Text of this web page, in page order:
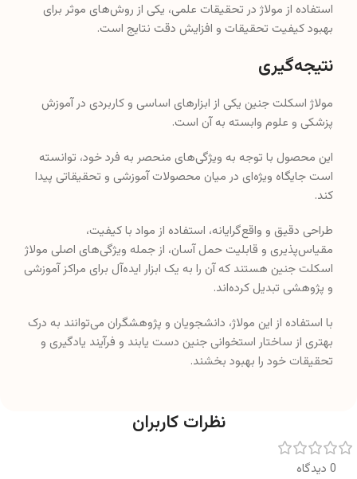
استفاده از مولاژ در تحقیقات علمی، یکی از روش‌های موثر برای
بهبود کیفیت تحقیقات و افزایش دقت نتایج است.
نتیجه‌گیری
مولاژ اسکلت جنین یکی از ابزارهای اساسی و کاربردی در آموزش
پزشکی و علوم وابسته به آن است.
این محصول با توجه به ویژگی‌های منحصر به فرد خود، توانسته
است جایگاه ویژه‌ای در میان محصولات آموزشی و تحقیقاتی پیدا
کند.
طراحی دقیق و واقع‌گرایانه، استفاده از مواد با کیفیت،
مقیاس‌پذیری و قابلیت حمل آسان، از جمله ویژگی‌های اصلی مولاژ
اسکلت جنین هستند که آن را به یک ابزار ایده‌آل برای مراکز آموزشی
و پژوهشی تبدیل کرده‌اند.
با استفاده از این مولاژ، دانشجویان و پژوهشگران می‌توانند به درک
بهتری از ساختار استخوانی جنین دست یابند و فرآیند یادگیری و
تحقیقات خود را بهبود بخشند.
نظرات کاربران
0 دیدگاه